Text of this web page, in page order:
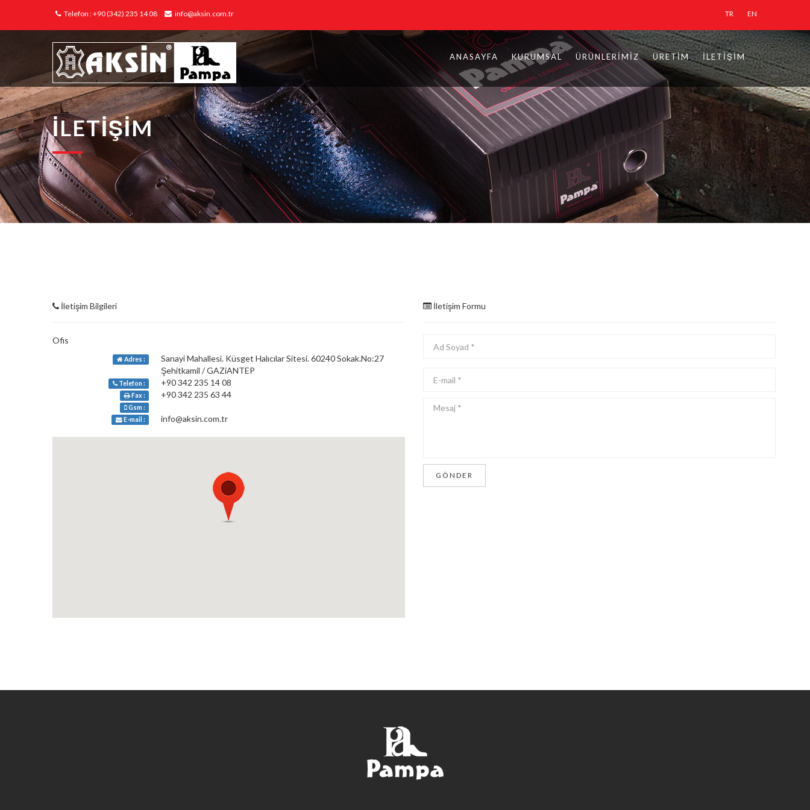
Telefon : +90 (342) 235 14 08 info@aksin.com.tr TR EN
ANASAYFA KURUMSAL ÜRÜNLERIMIZ ÜRETIM İLETIŞIM
İLETİŞİM
İletişim Bilgileri
Ofis
Adres :
Sanayi Mahallesi. Küsget Halıcılar Sitesi. 60240 Sokak.No:27
Şehitkamil / GAZiANTEP
Telefon : +90 342 235 14 08
Fax : +90 342 235 63 44
Gsm :
E-mail :
info@aksin.com.tr
İletişim Formu
GÖNDER